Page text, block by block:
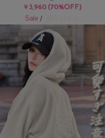
￥3,960(70%OFF)
Sale /